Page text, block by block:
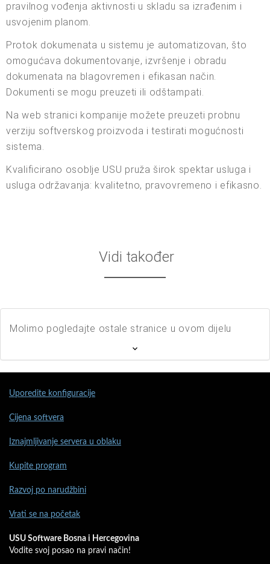
pravilnog vođenja aktivnosti u skladu sa izrađenim i
usvojenim planom.
Protok dokumenata u sistemu je automatizovan, što
omogućava dokumentovanje, izvršenje i obradu
dokumenata na blagovremen i efikasan način.
Dokumenti se mogu preuzeti ili odštampati.
Na web stranici kompanije možete preuzeti probnu
verziju softverskog proizvoda i testirati mogućnosti
sistema.
Kvalificirano osoblje USU pruža širok spektar usluga i
usluga održavanja: kvalitetno, pravovremeno i efikasno.
Vidi također
Molimo pogledajte ostale stranice u ovom dijelu
Uporedite konfiguracije
Cijena softvera
Iznajmljivanje servera u oblaku
Kupite program
Razvoj po narudžbini
Vrati se na početak
USU Software Bosna i Hercegovina
Vodite svoj posao na pravi način!